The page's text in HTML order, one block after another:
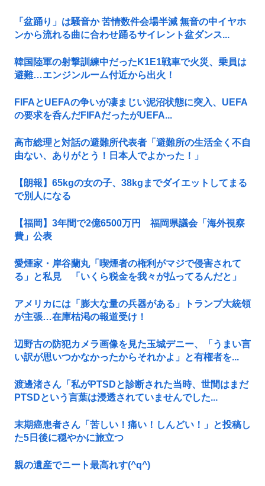
「盆踊り」は騒音か 苦情数件会場半減 無音の中イヤホ
ンから流れる曲に合わせ踊るサイレント盆ダンス...
韓国陸軍の射撃訓練中だったK1E1戦車で火災、乗員は
避難…エンジンルーム付近から出火！
FIFAとUEFAの争いが凄まじい泥沼状態に突入、UEFA
の要求を呑んだFIFAだったがUEFA...
高市総理と対話の避難所代表者「避難所の生活全く不自
由ない、ありがとう！日本人でよかった！」
【朗報】65kgの女の子、38kgまでダイエットしてまる
で別人になる
【福岡】3年間で2億6500万円 福岡県議会「海外視察
費」公表
愛煙家・岸谷蘭丸「喫煙者の権利がマジで侵害されて
る」と私見 「いくら税金を我々が払ってるんだと」
アメリカには「膨大な量の兵器がある」トランプ大統領
が主張…在庫枯渇の報道受け！
辺野古の防犯カメラ画像を見た玉城デニー、「うまい言
い訳が思いつかなかったからそれかよ」と有権者を...
渡邊渚さん「私がPTSDと診断された当時、世間はまだ
PTSDという言葉は浸透されていませんでした...
末期癌患者さん「苦しい！痛い！しんどい！」と投稿し
た5日後に穏やかに旅立つ
親の遺産でニート最高れす(^q^)